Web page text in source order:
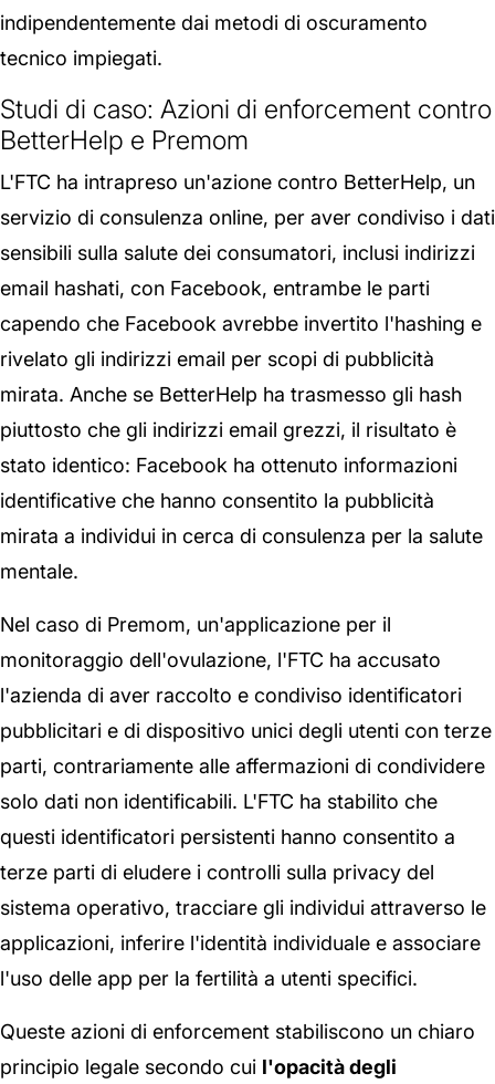
indipendentemente dai metodi di oscuramento
tecnico impiegati.
Studi di caso: Azioni di enforcement contro
BetterHelp e Premom
L'FTC ha intrapreso un'azione contro BetterHelp, un
servizio di consulenza online, per aver condiviso i dati
sensibili sulla salute dei consumatori, inclusi indirizzi
email hashati, con Facebook, entrambe le parti
capendo che Facebook avrebbe invertito l'hashing e
rivelato gli indirizzi email per scopi di pubblicità
mirata. Anche se BetterHelp ha trasmesso gli hash
piuttosto che gli indirizzi email grezzi, il risultato è
stato identico: Facebook ha ottenuto informazioni
identificative che hanno consentito la pubblicità
mirata a individui in cerca di consulenza per la salute
mentale.
Nel caso di Premom, un'applicazione per il
monitoraggio dell'ovulazione, l'FTC ha accusato
l'azienda di aver raccolto e condiviso identificatori
pubblicitari e di dispositivo unici degli utenti con terze
parti, contrariamente alle affermazioni di condividere
solo dati non identificabili. L'FTC ha stabilito che
questi identificatori persistenti hanno consentito a
terze parti di eludere i controlli sulla privacy del
sistema operativo, tracciare gli individui attraverso le
applicazioni, inferire l'identità individuale e associare
l'uso delle app per la fertilità a utenti specifici.
Queste azioni di enforcement stabiliscono un chiaro
principio legale secondo cui l'opacità degli